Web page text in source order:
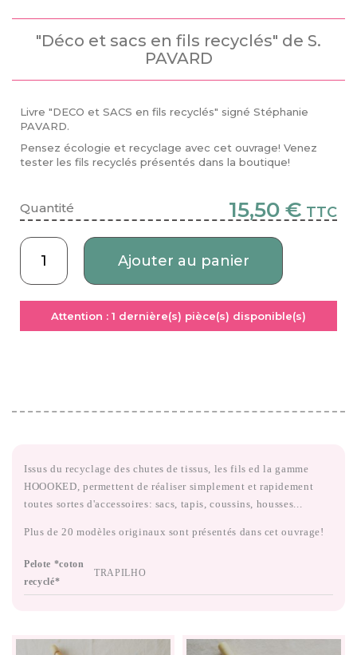
"Déco et sacs en fils recyclés" de S.
PAVARD
Livre "DECO et SACS en fils recyclés" signé Stéphanie
PAVARD.
Pensez écologie et recyclage avec cet ouvrage! Venez
tester les fils recyclés présentés dans la boutique!
Quantité 15,50 € TTC
Ajouter au panier
Attention : 1 dernière(s) pièce(s) disponible(s)
Issus du recyclage des chutes de tissus, les fils ed la gamme
HOOOKED, permettent de réaliser simplement et rapidement
toutes sortes d'accessoires: sacs, tapis, coussins, housses...
Plus de 20 modèles originaux sont présentés dans cet ouvrage!
Pelote *coton
recyclé*
TRAPILHO